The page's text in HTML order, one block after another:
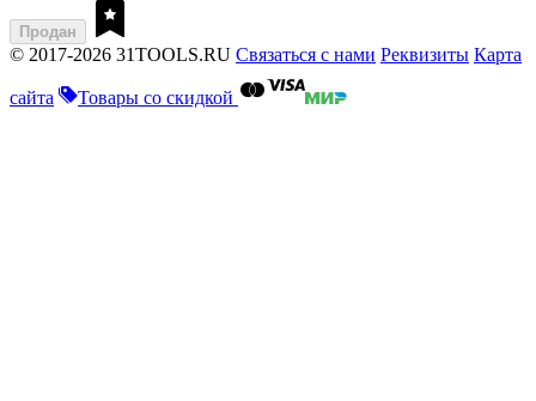
Продан
© 2017-2026 31TOOLS.RU Связаться с нами Реквизиты Карта
сайта Товары со скидкой